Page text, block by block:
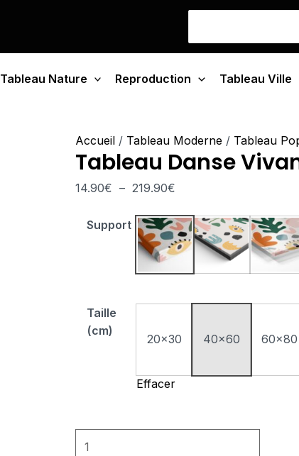
Tableau Nature Reproduction Tableau Ville
Accueil / Tableau Moderne / Tableau
Tableau Danse
14.90€ – 219.90€
Plage
prix :
à
Support
Tableau Monté Sur
Tableau
Taille
(cm)
20x30 40x60 60x80
Effacer
Vivante